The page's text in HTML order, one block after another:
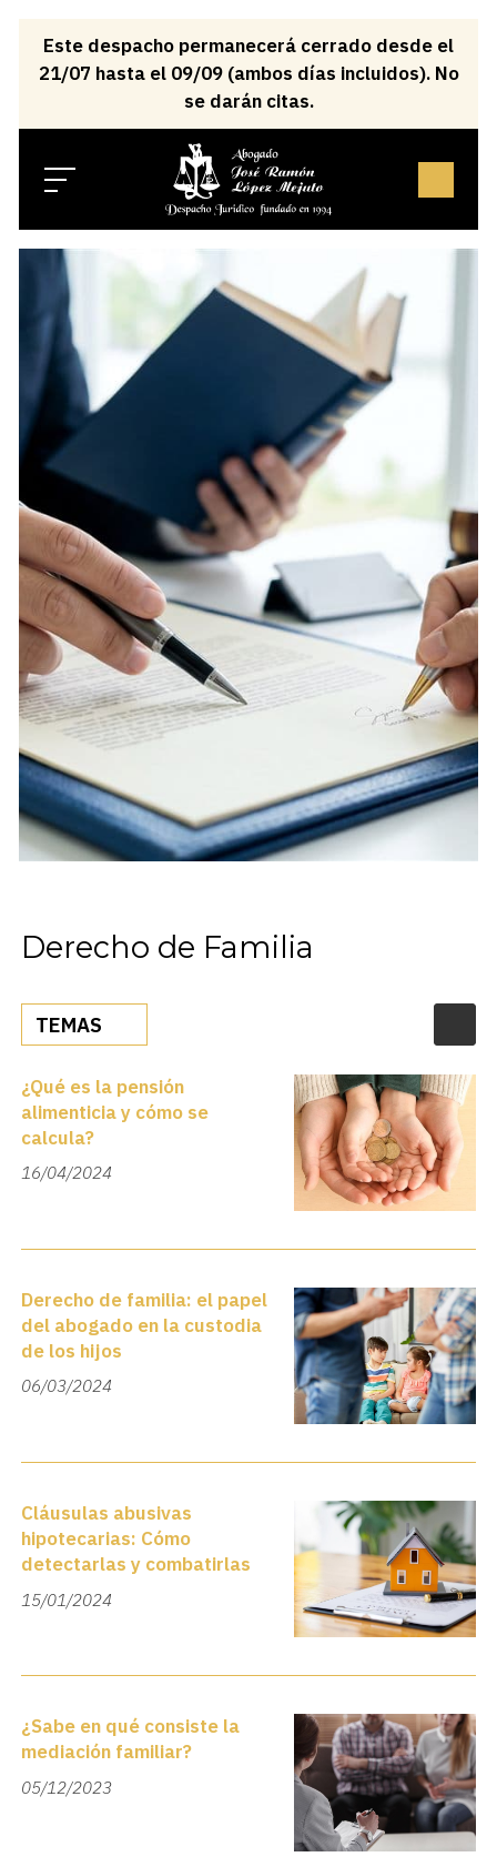
Derecho de Familia
TEMAS
¿Qué es la pensión
alimenticia y cómo se
calcula?
16/04/2024
Derecho de familia: el papel
del abogado en la custodia
de los hijos
06/03/2024
Cláusulas abusivas
hipotecarias: Cómo
detectarlas y combatirlas
15/01/2024
¿Sabe en qué consiste la
mediación familiar?
05/12/2023